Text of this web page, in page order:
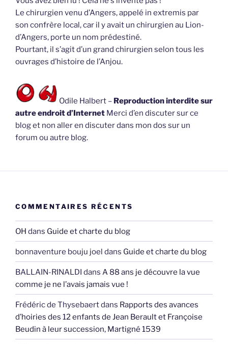
Le chirurgien venu d’Angers, appelé in extremis par
son confrère local, car il y avait un chirurgien au Lion-
d’Angers, porte un nom prédestiné.
Pourtant, il s’agit d’un grand chirurgien selon tous les
ouvrages d’histoire de l’Anjou.
Odile Halbert – Reproduction interdite sur
autre endroit d’Internet Merci d’en discuter sur ce
blog et non aller en discuter dans mon dos sur un
forum ou autre blog.
COMMENTAIRES RÉCENTS
OH dans Guide et charte du blog
bonnaventure bouju joel dans Guide et charte du blog
BALLAIN-RINALDI dans A 88 ans je découvre la vue
comme je ne l’avais jamais vue !
Frédéric de Thysebaertdans Rapports des avances
d’hoiries des 12 enfants de Jean Berault et Françoise
Beudin à leur succession, Martigné 1539